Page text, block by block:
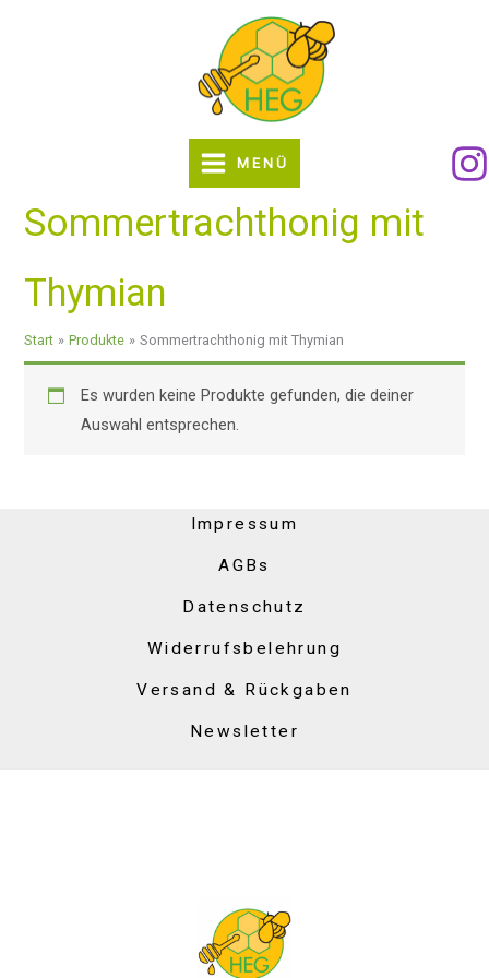
MENÜ
Sommertrachthonig mit
Thymian
Start Produkte Sommertrachthonig mit Thymian
Es wurden keine Produkte gefunden, die deiner
Auswahl entsprechen.
Impressum
AGBs
Datenschutz
Widerrufsbelehrung
Versand & Rückgaben
Newsletter